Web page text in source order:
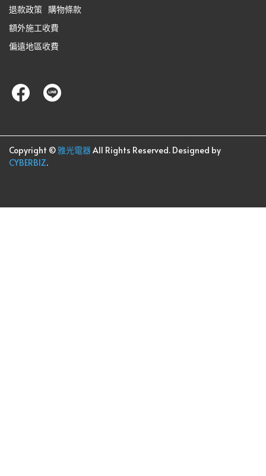
退款政策 購物條款
額外施工收費
偏遠地區收費
Copyright ©雅光電器All Rights Reserved. Designed by
CYBERBIZ.